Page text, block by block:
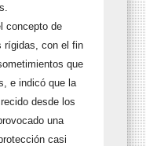
concepto de
rígidas, con el fin
que
e indicó que la
desde los
una
casi